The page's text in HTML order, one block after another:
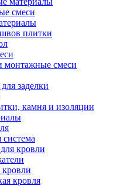
смеси
плитки
монтажные смеси
заделки
камня и изоляции
система
кровли
кровля